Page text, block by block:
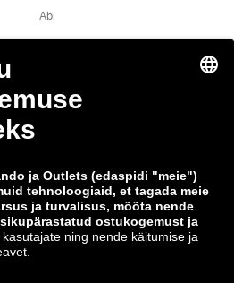
Abi
Makseviisid